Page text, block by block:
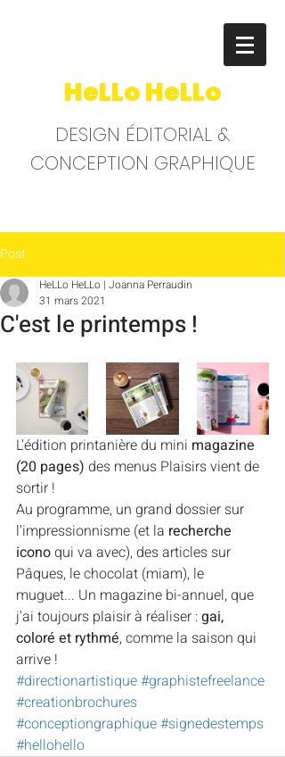
HeLLo HeLLo
DESIGN ÉDITORIAL &
CONCEPTION GRAPHIQUE
Post
C'est le printemps !
HeLLo HeLLo | Joanna Perraudin
31 mars 2021
L'édition printanière du mini magazine
(20 pages) des menus Plaisirs vient de
sortir !
Au programme, un grand dossier sur
l'impressionnisme (et la recherche
icono qui va avec), des articles sur
Pâques, le chocolat (miam), le
muguet... Un magazine bi-annuel, que
j'ai toujours plaisir à réaliser : gai,
coloré et rythmé, comme la saison qui
arrive !
#directionartistique#graphistefreelance
#creationbrochures
#conceptiongraphique#signedestemps
#hellohello